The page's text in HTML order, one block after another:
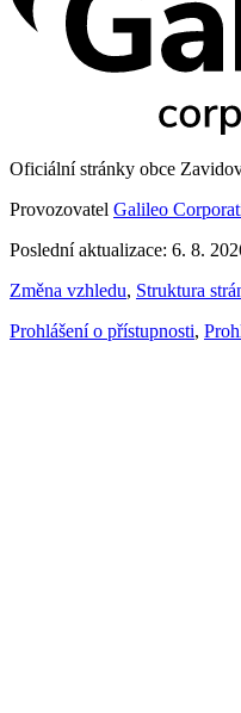
Oficiální stránky obce
Provozovatel Galileo
Poslední aktualizace: 6. 8.
Změna vzhledu, Struktura
Prohlášení o přístupnosti,